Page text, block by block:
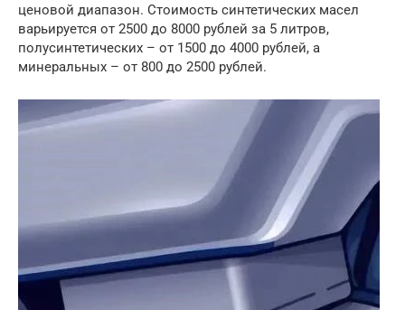
ценовой диапазон. Стоимость синтетических масел
варьируется от 2500 до 8000 рублей за 5 литров,
полусинтетических – от 1500 до 4000 рублей, а
минеральных – от 800 до 2500 рублей.